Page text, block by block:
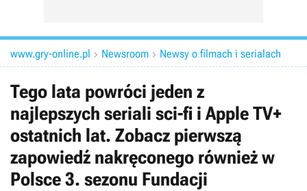
www.gry-online.pl  Newsroom  Newsy o filmach i serialach
Tego lata powróci jeden z
najlepszych seriali sci-fi i Apple TV+
ostatnich lat. Zobacz pierwszą
zapowiedź nakręconego również w
Polsce 3. sezonu Fundacji